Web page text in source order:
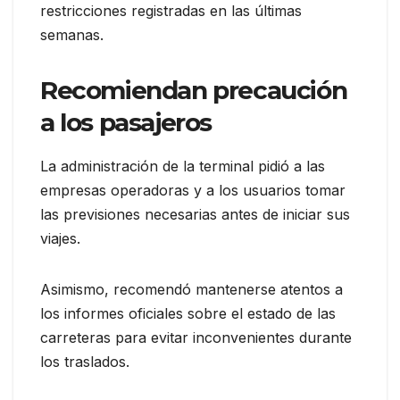
restricciones registradas en las últimas
semanas.
Recomiendan precaución
a los pasajeros
La administración de la terminal pidió a las
empresas operadoras y a los usuarios tomar
las previsiones necesarias antes de iniciar sus
viajes.
Asimismo, recomendó mantenerse atentos a
los informes oficiales sobre el estado de las
carreteras para evitar inconvenientes durante
los traslados.